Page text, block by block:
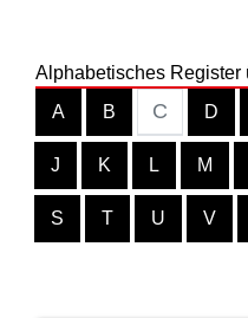
Alphabetisches Register
A
B C D
J K L M
S T U V